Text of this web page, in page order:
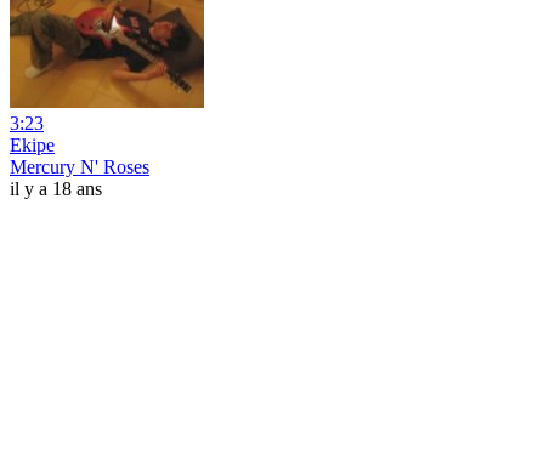
3:23
Ekipe
Mercury N' Roses
il y a 18 ans